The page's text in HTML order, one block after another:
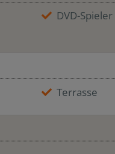
DVD-Spieler
Terrasse